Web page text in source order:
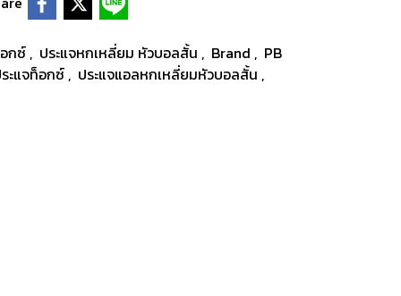
กซ์ , ประแจหกเหลี่ยม หัวบอลสั้น , Brand , PB
ะแจท็อกซ์ , ประแจแอลหกเหลี่ยมหัวบอลสั้น ,